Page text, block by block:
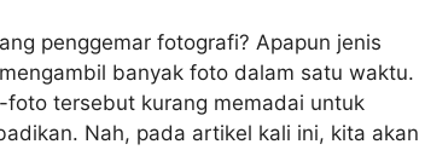
penggemar fotografi? Apapun jenis
banyak foto dalam satu waktu.
tersebut kurang memadai untuk
Nah, pada artikel kali ini, kita akan